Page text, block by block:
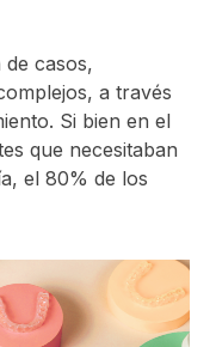
de casos,
a través
Si bien en el
que necesitaban
el 80% de los